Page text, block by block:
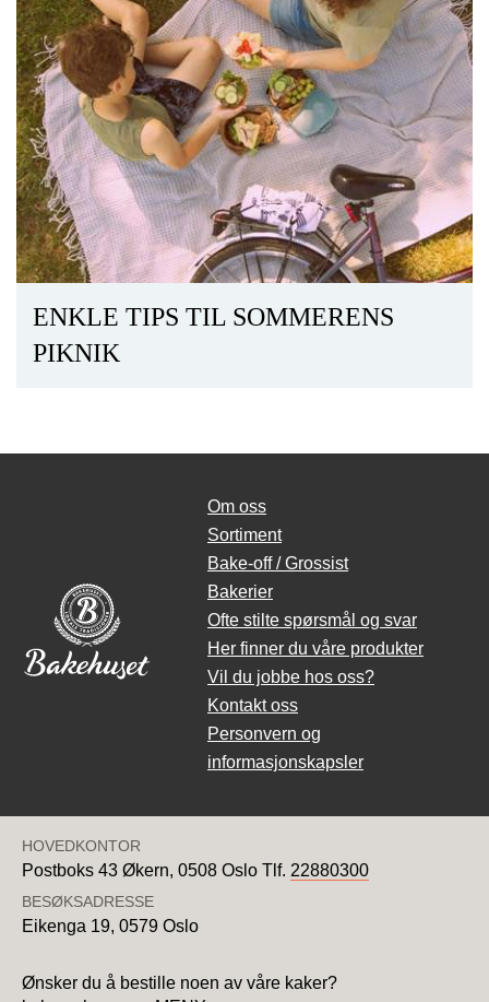
ENKLE TIPS TIL SOMMERENS
PIKNIK
Om oss
Sortiment
Bake-off / Grossist
Bakerier
Ofte stilte spørsmål og svar
Her finner du våre produkter
Vil du jobbe hos oss?
Kontakt oss
Personvern og
informasjonskapsler
HOVEDKONTOR
Postboks 43 Økern, 0508 Oslo Tlf. 22880300
BESØKSADRESSE
Eikenga 19, 0579 Oslo
Ønsker du å bestille noen av våre kaker?